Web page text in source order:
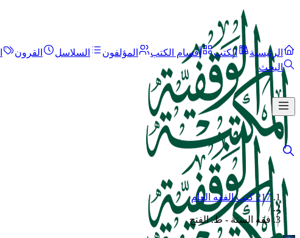
الرئيسية الكتب أقسام الكتب المؤلفون السلاسل القرون
البحث
217 كتب الفقه العام
/
فقه السنة - ط. الفتح